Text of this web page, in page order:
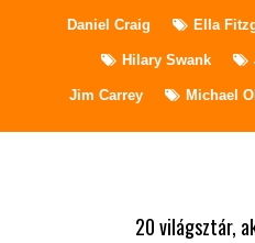
Daniel Craig Ella
Hilary Swank
Jim Carrey Michael
20 világsztár,